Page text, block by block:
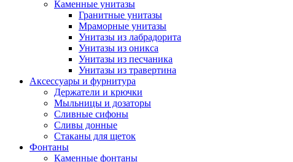
Каменные унитазы
Гранитные унитазы
Мраморные унитазы
Унитазы из лабрадорита
Унитазы из оникса
Унитазы из песчаника
Унитазы из травертина
Аксессуары и фурнитура
Держатели и крючки
Мыльницы и дозаторы
Сливные сифоны
Сливы донные
Стаканы для щеток
Фонтаны
Каменные фонтаны